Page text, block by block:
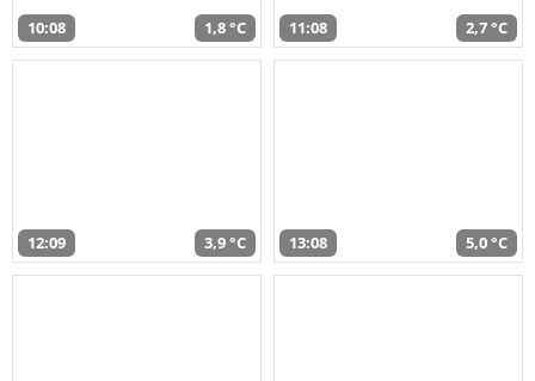
10:08 1,8 °C 11:08 2,7 °C
12:09 3,9 °C 13:08 5,0 °C